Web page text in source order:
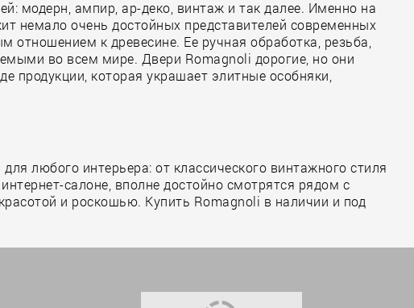
модерн, ампир, ар-деко, винтаж и так далее. Именно на
немало очень достойных представителей современных
к древесине. Ее ручная обработка, резьба,
во всем мире. Двери Romagnoli дорогие, но они
продукции, которая украшает элитные особняки,
любого интерьера: от классического винтажного стиля
салоне, вполне достойно смотрятся рядом с
и роскошью. Купить Romagnoli в наличии и под